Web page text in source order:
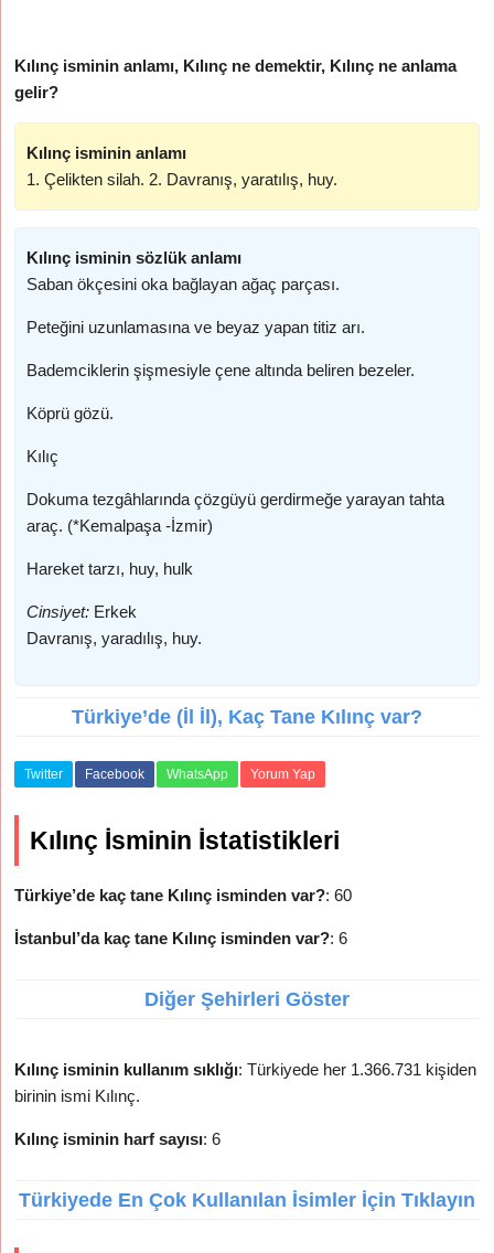
Kılınç isminin anlamı, Kılınç ne demektir, Kılınç ne anlama
gelir?
Kılınç isminin anlamı
1. Çelikten silah. 2. Davranış, yaratılış, huy.
Kılınç isminin sözlük anlamı
Saban ökçesini oka bağlayan ağaç parçası.
Peteğini uzunlamasına ve beyaz yapan titiz arı.
Bademciklerin şişmesiyle çene altında beliren bezeler.
Köprü gözü.
Kılıç
Dokuma tezgâhlarında çözgüyü gerdirmeğe yarayan tahta
araç. (*Kemalpaşa -İzmir)
Hareket tarzı, huy, hulk
Cinsiyet: Erkek
Davranış, yaradılış, huy.
Türkiye’de (İl İl), Kaç Tane Kılınç var?
Twitter Facebook WhatsApp Yorum Yap
Kılınç İsminin İstatistikleri
Türkiye’de kaç tane Kılınç isminden var?: 60
İstanbul’da kaç tane Kılınç isminden var?: 6
Diğer Şehirleri Göster
Kılınç isminin kullanım sıklığı: Türkiyede her 1.366.731 kişiden
birinin ismi Kılınç.
Kılınç isminin harf sayısı: 6
Türkiyede En Çok Kullanılan İsimler İçin Tıklayın